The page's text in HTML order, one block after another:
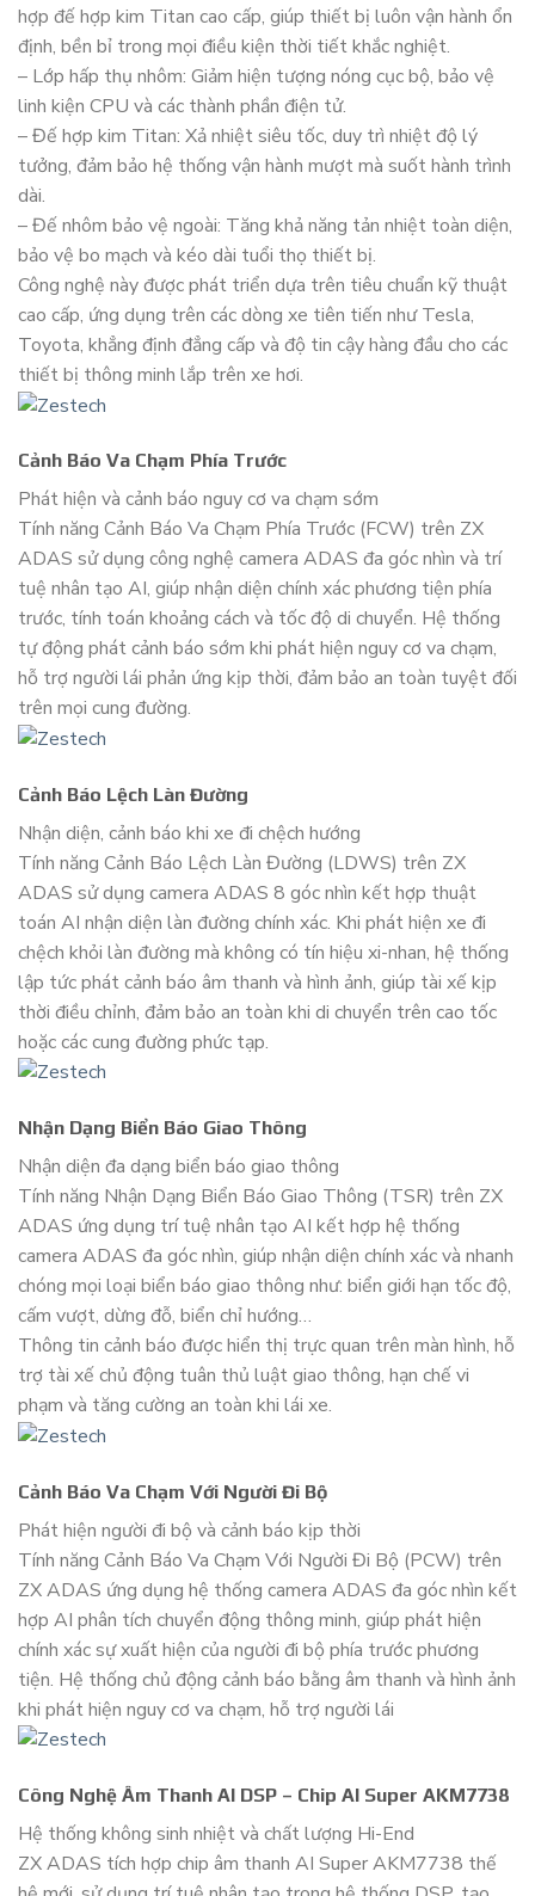
hợp đế hợp kim Titan cao cấp, giúp thiết bị luôn vận hành ổn
định, bền bỉ trong mọi điều kiện thời tiết khắc nghiệt.
– Lớp hấp thụ nhôm: Giảm hiện tượng nóng cục bộ, bảo vệ
linh kiện CPU và các thành phần điện tử.
– Đế hợp kim Titan: Xả nhiệt siêu tốc, duy trì nhiệt độ lý
tưởng, đảm bảo hệ thống vận hành mượt mà suốt hành trình
dài.
– Đế nhôm bảo vệ ngoài: Tăng khả năng tản nhiệt toàn diện,
bảo vệ bo mạch và kéo dài tuổi thọ thiết bị.
Công nghệ này được phát triển dựa trên tiêu chuẩn kỹ thuật
cao cấp, ứng dụng trên các dòng xe tiên tiến như Tesla,
Toyota, khẳng định đẳng cấp và độ tin cậy hàng đầu cho các
thiết bị thông minh lắp trên xe hơi.
Cảnh Báo Va Chạm Phía Trước
Phát hiện và cảnh báo nguy cơ va chạm sớm
Tính năng Cảnh Báo Va Chạm Phía Trước (FCW) trên ZX
ADAS sử dụng công nghệ camera ADAS đa góc nhìn và trí
tuệ nhân tạo AI, giúp nhận diện chính xác phương tiện phía
trước, tính toán khoảng cách và tốc độ di chuyển. Hệ thống
tự động phát cảnh báo sớm khi phát hiện nguy cơ va chạm,
hỗ trợ người lái phản ứng kịp thời, đảm bảo an toàn tuyệt đối
trên mọi cung đường.
Cảnh Báo Lệch Làn Đường
Nhận diện, cảnh báo khi xe đi chệch hướng
Tính năng Cảnh Báo Lệch Làn Đường (LDWS) trên ZX
ADAS sử dụng camera ADAS 8 góc nhìn kết hợp thuật
toán AI nhận diện làn đường chính xác. Khi phát hiện xe đi
chệch khỏi làn đường mà không có tín hiệu xi-nhan, hệ thống
lập tức phát cảnh báo âm thanh và hình ảnh, giúp tài xế kịp
thời điều chỉnh, đảm bảo an toàn khi di chuyển trên cao tốc
hoặc các cung đường phức tạp.
Nhận Dạng Biển Báo Giao Thông
Nhận diện đa dạng biển báo giao thông
Tính năng Nhận Dạng Biển Báo Giao Thông (TSR) trên ZX
ADAS ứng dụng trí tuệ nhân tạo AI kết hợp hệ thống
camera ADAS đa góc nhìn, giúp nhận diện chính xác và nhanh
chóng mọi loại biển báo giao thông như: biển giới hạn tốc độ,
cấm vượt, dừng đỗ, biển chỉ hướng…
Thông tin cảnh báo được hiển thị trực quan trên màn hình, hỗ
trợ tài xế chủ động tuân thủ luật giao thông, hạn chế vi
phạm và tăng cường an toàn khi lái xe.
Cảnh Báo Va Chạm Với Người Đi Bộ
Phát hiện người đi bộ và cảnh báo kịp thời
Tính năng Cảnh Báo Va Chạm Với Người Đi Bộ (PCW) trên
ZX ADAS ứng dụng hệ thống camera ADAS đa góc nhìn kết
hợp AI phân tích chuyển động thông minh, giúp phát hiện
chính xác sự xuất hiện của người đi bộ phía trước phương
tiện. Hệ thống chủ động cảnh báo bằng âm thanh và hình ảnh
khi phát hiện nguy cơ va chạm, hỗ trợ người lái
Công Nghệ Âm Thanh AI DSP – Chip AI Super AKM7738
Hệ thống không sinh nhiệt và chất lượng Hi-End
ZX ADAS tích hợp chip âm thanh AI Super AKM7738 thế